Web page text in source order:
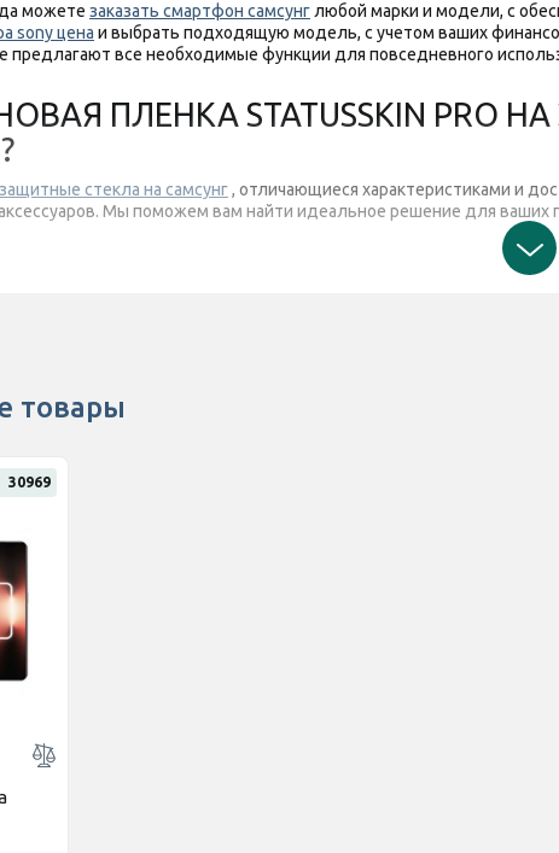
можете заказать смартфон самсунглюбой марки и модели, с
sony цена и выбрать подходящую модель, с учетом ваших
предлагают все необходимые функции для повседневного
ПЛЕНКА STATUSSKIN PRO
защитные стекла на самсунг, отличающиеся характеристиками и
Мы поможем вам найти идеальное решение для ваших
товары
30969